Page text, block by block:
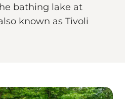
bathing lake at
known as Tivoli